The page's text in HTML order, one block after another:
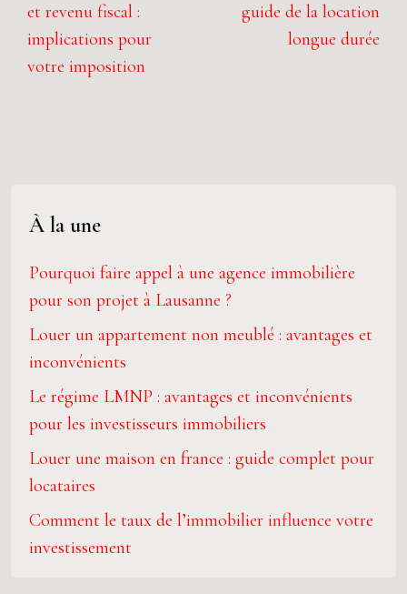
et revenu fiscal :
implications pour
votre imposition
guide de la location
longue durée
À la une
Pourquoi faire appel à une agence immobilière
pour son projet à Lausanne ?
Louer un appartement non meublé : avantages et
inconvénients
Le régime LMNP : avantages et inconvénients
pour les investisseurs immobiliers
Louer une maison en france : guide complet pour
locataires
Comment le taux de l’immobilier influence votre
investissement